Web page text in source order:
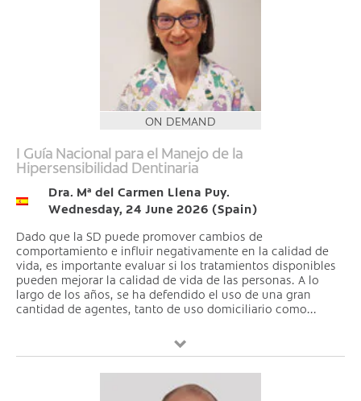
ON DEMAND
I Guía Nacional para el Manejo de la
Hipersensibilidad Dentinaria
Dra. Mª del Carmen Llena Puy.
Wednesday, 24 June 2026 (Spain)
Dado que la SD puede promover cambios de
comportamiento e influir negativamente en la calidad de
vida, es importante evaluar si los tratamientos disponibles
pueden mejorar la calidad de vida de las personas. A lo
largo de los años, se ha defendido el uso de una gran
cantidad de agentes, tanto de uso domiciliario como...